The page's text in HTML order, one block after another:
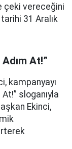
çeki vereceğini
31 Aralık
At!”
kampanyayı
sloganıyla
Ekinci,